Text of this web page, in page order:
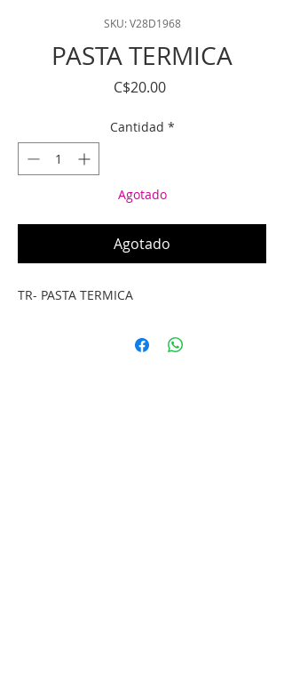
SKU: V28D1968
PASTA TERMICA
C$20.00Precio
Cantidad *
Agotado
Agotado
TR- PASTA TERMICA